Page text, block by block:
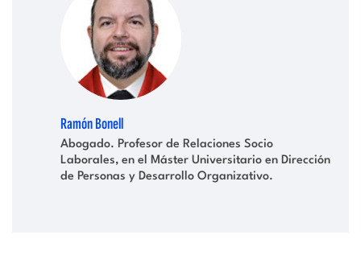
Ramón Bonell
Abogado. Profesor de Relaciones Socio
Laborales, en el Máster Universitario en Dirección
de Personas y Desarrollo Organizativo.